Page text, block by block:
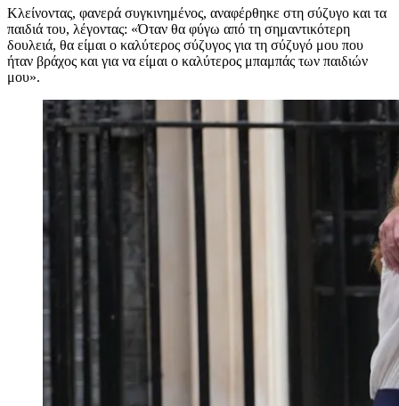
Κλείνοντας, φανερά συγκινημένος, αναφέρθηκε στη σύζυγο και τα
παιδιά του, λέγοντας: «Όταν θα φύγω από τη σημαντικότερη
δουλειά, θα είμαι ο καλύτερος σύζυγος για τη σύζυγό μου που
ήταν βράχος και για να είμαι ο καλύτερος μπαμπάς των παιδιών
μου».